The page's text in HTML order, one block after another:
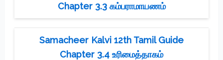
Chapter 3.3 கம்பராமாயணம்
Samacheer Kalvi 12th Tamil Guide
Chapter 3.4 உரிமைத்தாகம்